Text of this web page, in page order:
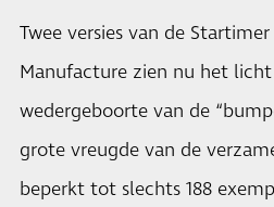
Twee versies van de
Manufacture zien nu het
wedergeboorte van de
grote vreugde van de
beperkt tot slechts 188